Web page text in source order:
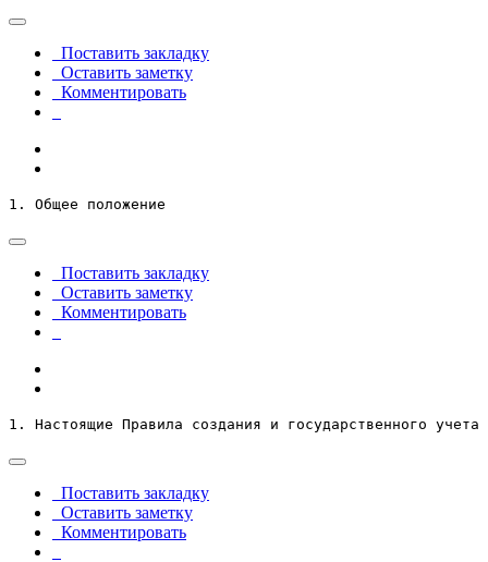
Поставить закладку
Оставить заметку
Комментировать
1. Общее положение
Поставить закладку
Оставить заметку
Комментировать
1. Настоящие Правила создания и государственного
Поставить закладку
Оставить заметку
Комментировать